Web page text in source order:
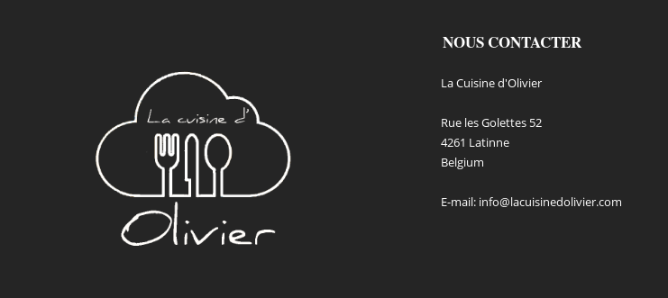
NOUS CONTACTER
La Cuisine d'Olivier
Rue les Golettes 52
4261 Latinne
Belgium
E-mail: info@lacuisinedolivier.com